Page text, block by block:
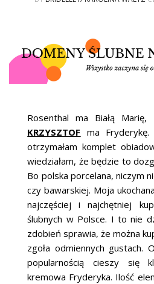
{HOT SEXY BEST}
BRI GROUP
MAGAZYNY
ARCHIWUM
Rosenthal ma Białą
KRZYSZTOF ma
otrzymałam komplet
wiedziałam, że będzie to
Bo polska porcelana, niczym
czy bawarskiej. Moja
najczęściej i najchętniej
ślubnych w Polsce. I to nie
zdobień sprawia, że można
zgoła odmiennych gustach.
popularnością cieszy się
kremowa Fryderyka. Ilość